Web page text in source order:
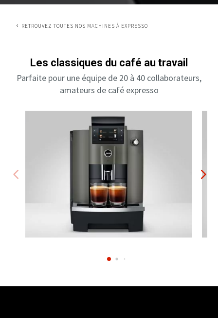
RETROUVEZ TOUTES NOS MACHINES À EXPRESSO
Les classiques du café au travail
Parfaite pour une équipe de 20 à 40 collaborateurs,
amateurs de café expresso